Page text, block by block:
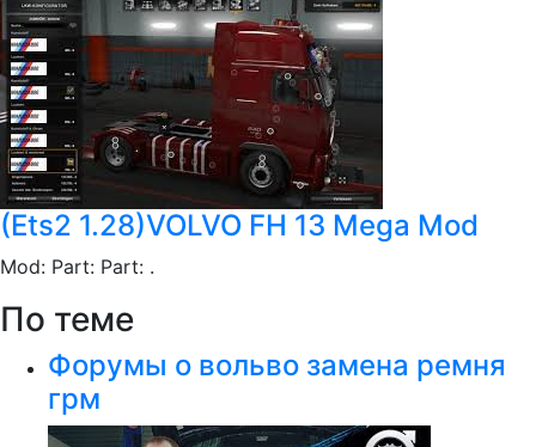
(Ets2 1.28)VOLVO FH 13 Mega Mod
Mod: Part: Part: .
По теме
Форумы о вольво замена ремня
грм